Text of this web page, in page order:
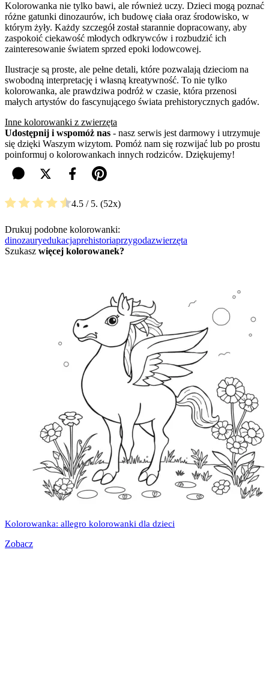
Kolorowanka nie tylko bawi, ale również uczy. Dzieci mogą poznać
różne gatunki dinozaurów, ich budowę ciała oraz środowisko, w
którym żyły. Każdy szczegół został starannie dopracowany, aby
zaspokoić ciekawość młodych odkrywców i rozbudzić ich
zainteresowanie światem sprzed epoki lodowcowej.
Ilustracje są proste, ale pełne detali, które pozwalają dzieciom na
swobodną interpretację i własną kreatywność. To nie tylko
kolorowanka, ale prawdziwa podróż w czasie, która przenosi
małych artystów do fascynującego świata prehistorycznych gadów.
Inne kolorowanki z zwierzęta
Udostępnij i wspomóż nas - nasz serwis jest darmowy i utrzymuje
się dzięki Waszym wizytom. Pomóż nam się rozwijać lub po prostu
poinformuj o kolorowankach innych rodziców. Dziękujemy!
4.5 / 5. 52
Drukuj podobne kolorowanki:
dinozauryedukacjaprehistoriaprzygodazwierzęta
Szukasz więcej kolorowanek?
Kolorowanka: allegro kolorowanki dla dzieci
Zobacz